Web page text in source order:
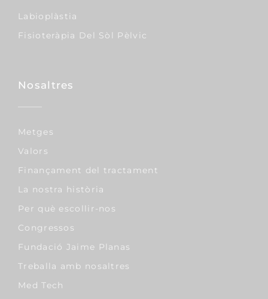
Labioplàstia
Fisioteràpia Del Sòl Pèlvic
Nosaltres
Metges
Valors
Finançament del tractament
La nostra història
Per què escollir-nos
Congressos
Fundació Jaime Planas
Treballa amb nosaltres
Med Tech